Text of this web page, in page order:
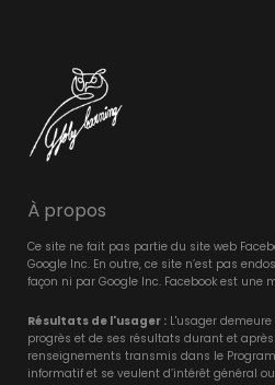
À propos
Ce site ne fait pas partie du site web
Google Inc. En outre, ce site n’est pas
façon ni par Google Inc. Facebook est une
Résultats de l'usager : L'usager
progrès et de ses résultats durant et après
renseignements transmis dans le
informatif et se veulent d’intérêt général